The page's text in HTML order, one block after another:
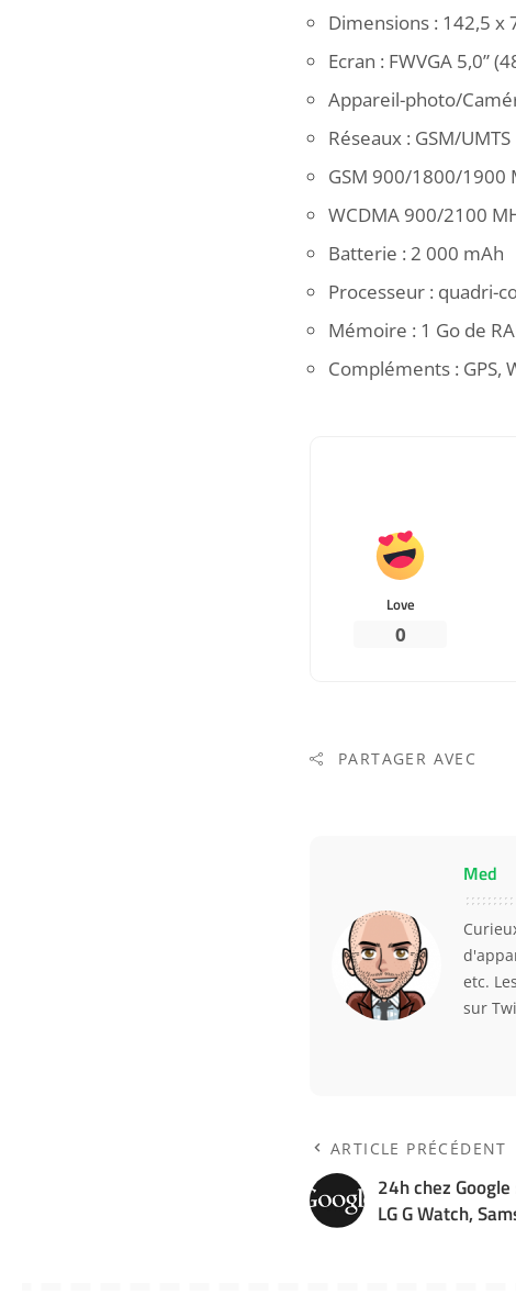
Dimensions : 142,5 x
Ecran : FWVGA 5,0”
Appareil-photo/
Réseaux : GSM/UMTS
GSM 900/1800/1900
WCDMA 900/2100
Batterie : 2 000 mAh
Processeur : quadri-
Mémoire : 1 Go de
Compléments : GPS,
Love
0
PARTAGER AVEC
Med
etc.
sur
ARTICLE PRÉCÉDENT
24h chez
LG G Watch,